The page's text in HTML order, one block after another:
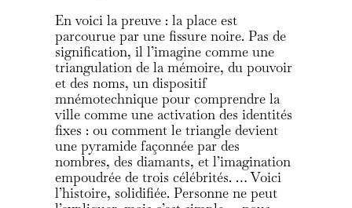
En voici la preuve : la place est
parcourue par une fissure noire. Pas de
signification, il l’imagine comme une
triangulation de la mémoire, du pouvoir
et des noms, un dispositif
mnémotechnique pour comprendre la
ville comme une activation des identités
fixes : ou comment le triangle devient
une pyramide façonnée par des
nombres, des diamants, et l’imagination
empoudrée de trois célébrités. … Voici
l’histoire, solidifiée. Personne ne peut